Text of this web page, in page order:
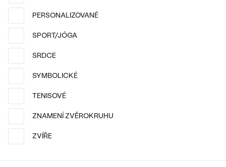
PERSONALIZOVANÉ
SPORT/JÓGA
SRDCE
SYMBOLICKÉ
TENISOVÉ
ZNAMENÍ ZVĚROKRUHU
ZVÍŘE
Stříbro, Diamant
Cassius